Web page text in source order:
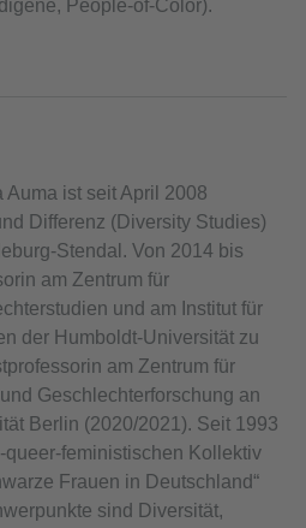
People-of-Color).
Auma ist seit April 2008
Differenz (Diversity Studies)
Stendal. Von 2014 bis
am Zentrum für
und am Institut für
der Humboldt-Universität zu
am Zentrum für
Geschlechterforschung an
Berlin (2020/2021). Seit 1993
feministischen Kollektiv
Frauen in Deutschland“
sind Diversität,